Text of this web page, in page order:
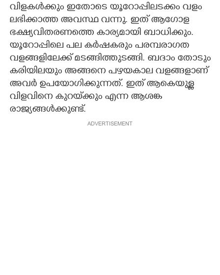
വിളകൾക്കും ഇതോടെ യൂറോപ്പിലടക്കം വളം
ലഭിക്കാത്ത അവസ്ഥ വന്നു. ഇത് ആഗോള
ഭക്ഷ്യവിതരണത്തെ കാര്യമായി ബാധിക്കും.
യൂറോപ്പിലെ പല കർഷകരും പരമ്പരാഗത
വളങ്ങളിലേക്ക് മടങ്ങിത്തുടങ്ങി. ബദാം തോടും
കരിയിലയും അങ്ങനെ പഴയകാല വളങ്ങളാണ്
അവർ ഉപയോഗിക്കുന്നത്. ഇത് ആകെയുള്ള
വിളവിനെ കുറയ്‌ക്കും എന്ന ആശങ്ക
രാജ്യങ്ങൾക്കുണ്ട്.
ADVERTISEMENT